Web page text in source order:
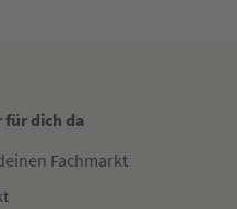
für dich da
Fachmarkt